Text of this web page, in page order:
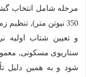
و تعیین شتاب اولیه
شود و به همین دلیل